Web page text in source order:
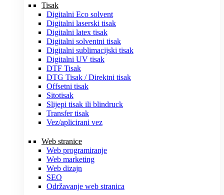
Tisak
Digitalni Eco solvent
Digitalni laserski tisak
Digitalni latex tisak
Digitalni solventni tisak
Digitalni sublimacijski tisak
Digitalni UV tisak
DTF Tisak
DTG Tisak / Direktni tisak
Offsetni tisak
Sitotisak
Slijepi tisak ili blindruck
Transfer tisak
Vez/aplicirani vez
Web stranice
Web programiranje
Web marketing
Web dizajn
SEO
Održavanje web stranica